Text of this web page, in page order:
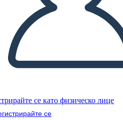
се като физическо лице
се